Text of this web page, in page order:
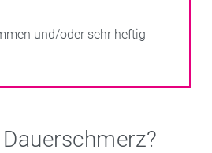
und/oder sehr heftig